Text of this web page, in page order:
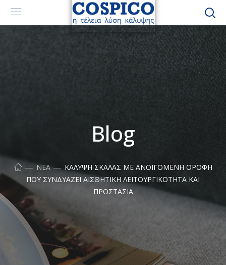
Blog
ΝΈΑ
ΚΆΛΥΨΗ ΣΚΆΛΑΣ ΜΕ ΑΝΟΙΓΌΜΕΝΗ ΟΡΟΦΉ
ΠΟΥ ΣΥΝΔΥΆΖΕΙ ΑΙΣΘΗΤΙΚΉ ΛΕΙΤΟΥΡΓΙΚΌΤΗΤΑ ΚΑΙ
ΠΡΟΣΤΑΣΊΑ